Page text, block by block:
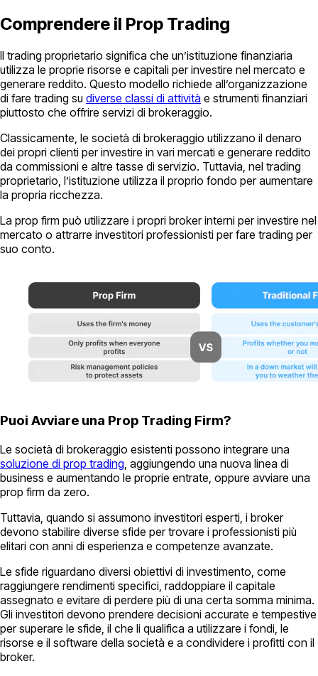
Comprendere il Prop Trading
Il trading proprietario significa che un’istituzione finanziaria
utilizza le proprie risorse e capitali per investire nel mercato e
generare reddito. Questo modello richiede all’organizzazione
di fare trading su diverse classi di attività e strumenti finanziari
piuttosto che offrire servizi di brokeraggio.
Classicamente, le società di brokeraggio utilizzano il denaro
dei propri clienti per investire in vari mercati e generare reddito
da commissioni e altre tasse di servizio. Tuttavia, nel trading
proprietario, l’istituzione utilizza il proprio fondo per aumentare
la propria ricchezza.
La prop firm può utilizzare i propri broker interni per investire nel
mercato o attrarre investitori professionisti per fare trading per
suo conto.
Puoi Avviare una Prop Trading Firm?
Le società di brokeraggio esistenti possono integrare una
soluzione di prop trading, aggiungendo una nuova linea di
business e aumentando le proprie entrate, oppure avviare una
prop firm da zero.
Tuttavia, quando si assumono investitori esperti, i broker
devono stabilire diverse sfide per trovare i professionisti più
elitari con anni di esperienza e competenze avanzate.
Le sfide riguardano diversi obiettivi di investimento, come
raggiungere rendimenti specifici, raddoppiare il capitale
assegnato e evitare di perdere più di una certa somma minima.
Gli investitori devono prendere decisioni accurate e tempestive
per superare le sfide, il che li qualifica a utilizzare i fondi, le
risorse e il software della società e a condividere i profitti con il
broker.